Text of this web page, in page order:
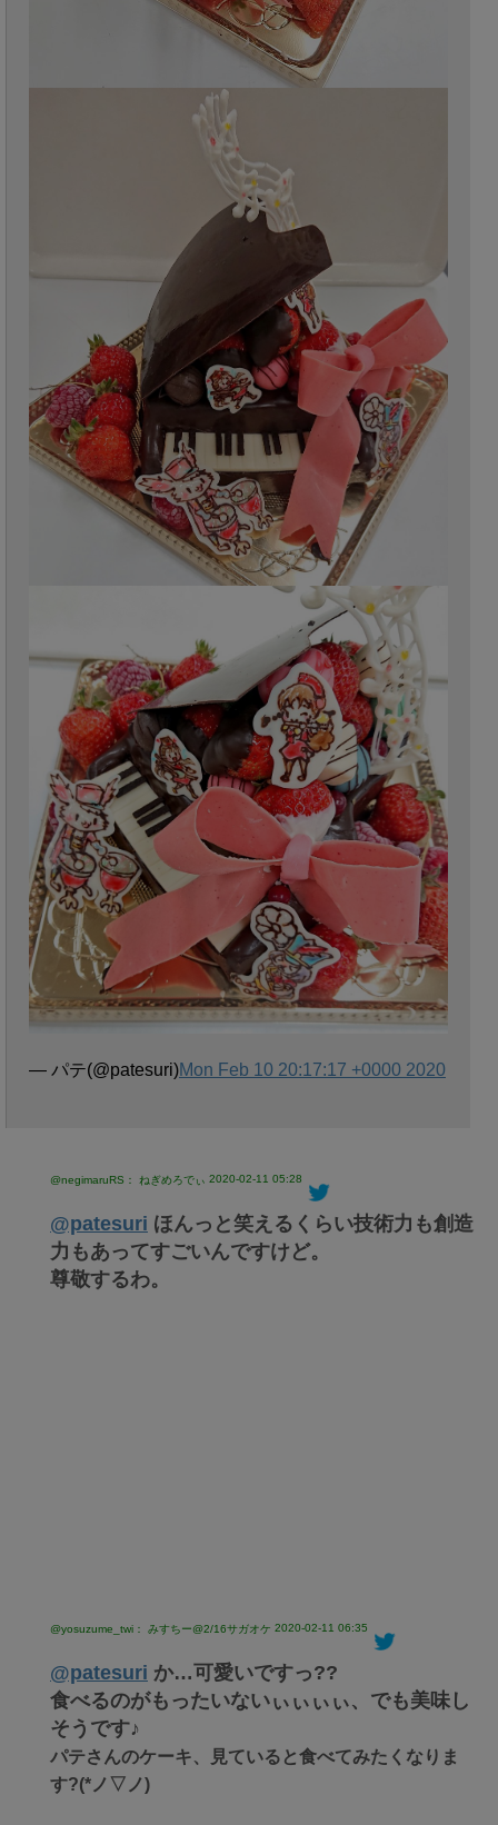
— パテ(@patesuri)Mon Feb 10 20:17:17 +0000 2020
@negimaruRS： ねぎめろでぃ 2020-02-11 05:28
@patesuri ほんっと笑えるくらい技術力も創造
力もあってすごいんですけど。
尊敬するわ。
@yosuzume_twi： みすちー@2/16サガオケ 2020-02-11 06:35
@patesuri か…可愛いですっ??
食べるのがもったいないぃぃぃぃ、でも美味し
そうです♪
パテさんのケーキ、見ていると食べてみたくなりま
す?(*ノ▽ノ)